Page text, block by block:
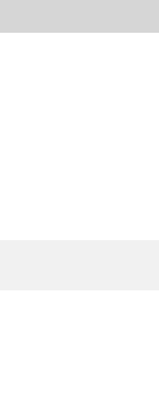
to